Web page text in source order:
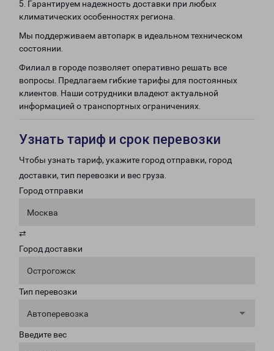
5. Гарантируем надежность доставки при любых
климатических особенностях региона.
Мы поддерживаем автопарк в идеальном техническом
состоянии.
Филиал в городе позволяет оперативно решать все
вопросы. Предлагаем гибкие тарифы для постоянных
клиентов. Наши сотрудники владеют актуальной
информацией о транспортных ограничениях.
Узнать тариф и срок перевозки
Чтобы узнать тариф, укажите город отправки, город
доставки, тип перевозки и вес груза.
Город отправки
Москва
⇄
Город доставки
Острогожск
Тип перевозки
Автоперевозка
Введите вес